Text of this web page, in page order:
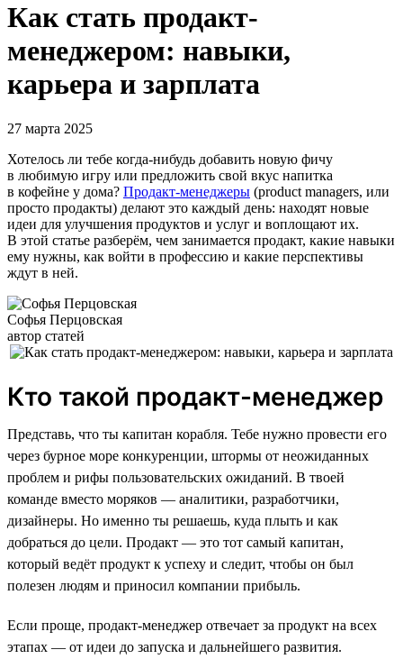
Как стать продакт-
менеджером: навыки,
карьера и зарплата
27 марта 2025
Хотелось ли тебе когда-нибудь добавить новую фичу
в любимую игру или предложить свой вкус напитка
в кофейне у дома? Продакт-менеджеры (product managers, или
просто продакты) делают это каждый день: находят новые
идеи для улучшения продуктов и услуг и воплощают их.
В этой статье разберём, чем занимается продакт, какие навыки
ему нужны, как войти в профессию и какие перспективы
ждут в ней.
Софья Перцовская
автор статей
Кто такой продакт-менеджер
Представь, что ты капитан корабля. Тебе нужно провести его
через бурное море конкуренции, штормы от неожиданных
проблем и рифы пользовательских ожиданий. В твоей
команде вместо моряков — аналитики, разработчики,
дизайнеры. Но именно ты решаешь, куда плыть и как
добраться до цели. Продакт — это тот самый капитан,
который ведёт продукт к успеху и следит, чтобы он был
полезен людям и приносил компании прибыль.
Если проще, продакт-менеджер отвечает за продукт на всех
этапах — от идеи до запуска и дальнейшего развития.